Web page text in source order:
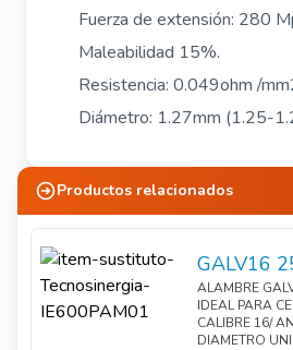
Fuerza de extensión: 280
Maleabilidad 15%.
Resistencia: 0.049ohm /
Diámetro: 1.27mm (1.25-
Productos relacionados
GALV16
ALAMBRE
IDEAL PARA
CALIBRE 16/
DIAMETRO